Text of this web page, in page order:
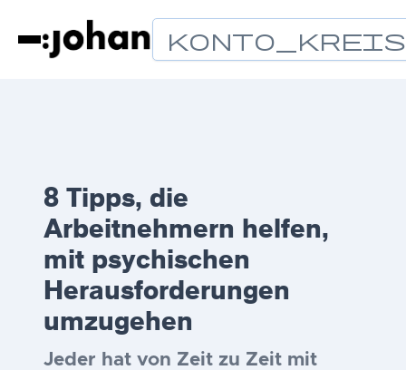
Konto_Kreis
8 Tipps, die
Arbeitnehmern helfen,
mit psychischen
Herausforderungen
umzugehen
Jeder hat von Zeit zu Zeit mit